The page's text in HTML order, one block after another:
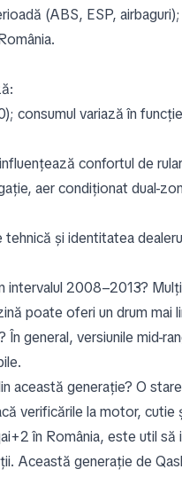
(ABS, ESP, airbaguri);
consumul variază în
confortul de
aer condiționat dual-
și identitatea
2008–2013?
poate oferi un drum mai
general, versiunile mid-
această generație? O
verificările la motor, cutie
în România, este util
Această generație de